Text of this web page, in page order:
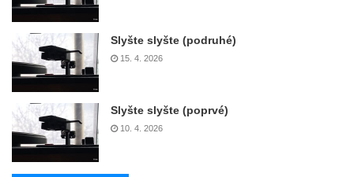
Slyšte slyšte (podruhé)
15. 4. 2026
Slyšte slyšte (poprvé)
10. 4. 2026